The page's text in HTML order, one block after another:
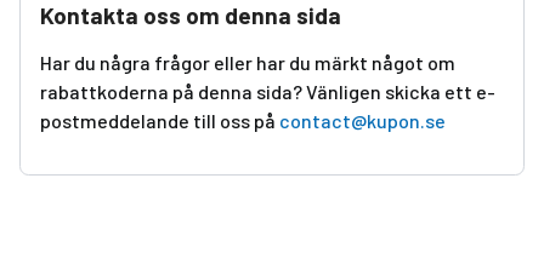
Kontakta oss om denna sida
Har du några frågor eller har du märkt något om
rabattkoderna på denna sida? Vänligen skicka ett e-
postmeddelande till oss på contact@kupon.se